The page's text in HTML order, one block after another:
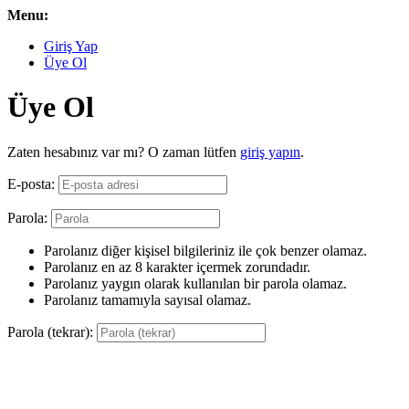
Menu:
Giriş Yap
Üye Ol
Üye Ol
Zaten hesabınız var mı? O zaman lütfen giriş yapın.
E-posta:
Parola:
Parolanız diğer kişisel bilgileriniz ile çok benzer olamaz.
Parolanız en az 8 karakter içermek zorundadır.
Parolanız yaygın olarak kullanılan bir parola olamaz.
Parolanız tamamıyla sayısal olamaz.
Parola (tekrar):